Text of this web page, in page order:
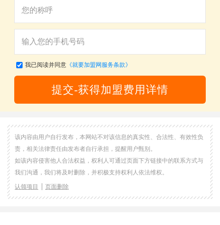
我已阅读并同意《就要加盟网服务条款》
提交-获得加盟费用详情
该内容由用户自行发布，本网站不对该信息的真实性、合法性、有效性负
责，相关法律责任由发布者自行承担，提醒用户甄别。
如该内容侵害他人合法权益，权利人可通过页面下方链接中的联系方式与
我们沟通，我们将及时删除，并积极支持权利人依法维权。
认领项目 页面删除